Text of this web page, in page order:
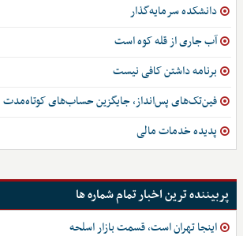
دانشکده سرمایه‌گذار
آب جاری از قله‎‌ کوه است
برنامه داشتن کافی نیست
فین‌تک‌های پس‌انداز، جایگزین حساب‌های کوتاه‌مدت
پدیده خدمات مالی
پربیننده ترین اخبار تمام شماره ها
اینجا تهران است، قسمت بازار اسلحه